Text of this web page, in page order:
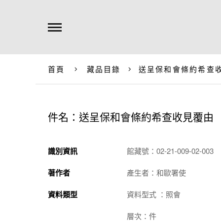
首頁 藏品目錄 送呈保和會條約希查
件名：送呈保和會條約希查收見覆由
識別資訊 館藏號：02-21-009-02-003
著作者 產生者：和歐署使
資料類型 資料型式 ：照會
層次：件